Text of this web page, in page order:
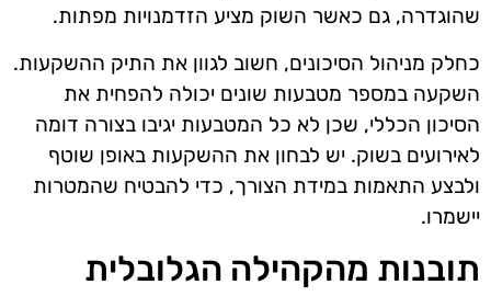
שהוגדרה, גם כאשר השוק מציע הזדמנויות מפתות.
כחלק מניהול הסיכונים, חשוב לגוון את התיק ההשקעות.
השקעה במספר מטבעות שונים יכולה להפחית את
הסיכון הכללי, שכן לא כל המטבעות יגיבו בצורה דומה
לאירועים בשוק. יש לבחון את ההשקעות באופן שוטף
ולבצע התאמות במידת הצורך, כדי להבטיח שהמטרות
יישמרו.
תובנות מהקהילה הגלובלית